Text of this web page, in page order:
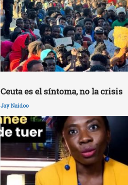
Ceuta es el síntoma, no la crisis
Jay Naidoo